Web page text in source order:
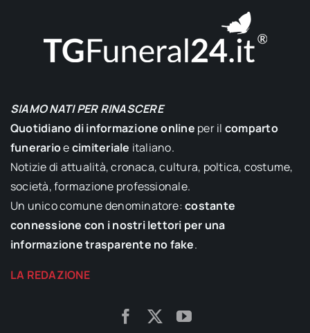
SIAMO NATI PER RINASCERE
Quotidiano di informazione online per il comparto
funerarioecimiteriale italiano.
Notizie di attualità, cronaca, cultura, poltica, costume,
società, formazione professionale.
Un unico comune denominatore:costante
connessione con i nostri lettori per una
informazione trasparente no fake.
LA REDAZIONE